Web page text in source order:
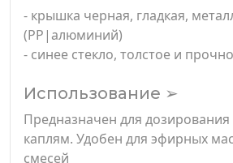
- крышка черная, гладкая,
(PP|алюминий)
- синее стекло, толстое и
Использование ➢
Предназначен для
каплям. Удобен для эфирных
смесей